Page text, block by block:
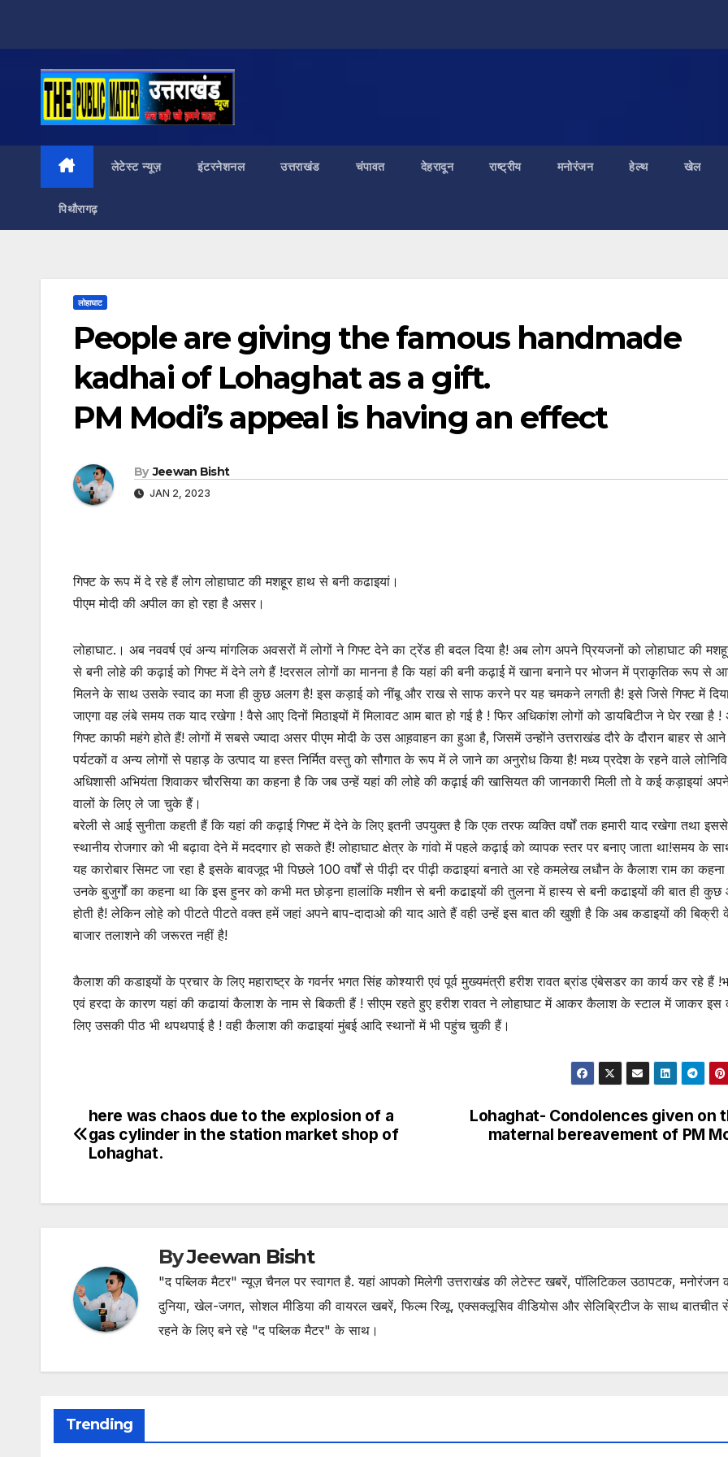
लेटेस्ट न्यूज़ इंटरनेशनल उत्तराखंड चंपावत देहरादून राष्ट्रीय मनोरंजन हेल्थ खेल
पिथौरागढ़
लोहाघाट
People are giving the famous handmade
kadhai of Lohaghat as a gift.
PM Modi’s appeal is having an effect
By Jeewan Bisht
JAN 2, 2023
गिफ्ट के रूप में दे रहे हैं लोग लोहाघाट की मशहूर हाथ से बनी कढाइयां।
पीएम मोदी की अपील का हो रहा है असर।
लोहाघाट.। अब नववर्ष एवं अन्य मांगलिक अवसरों में लोगों ने गिफ्ट देने का ट्रेंड ही बदल दिया है! अब लोग अपने प्रियजनों को लोहाघाट की
से बनी लोहे की कढ़ाई को गिफ्ट में देने लगे हैं !दरसल लोगों का मानना है कि यहां की बनी कढ़ाई में खाना बनाने पर भोजन में प्राकृतिक रूप से
मिलने के साथ उसके स्वाद का मजा ही कुछ अलग है! इस कड़ाई को नींबू और राख से साफ करने पर यह चमकने लगती है! इसे जिसे गिफ्ट में
जाएगा वह लंबे समय तक याद रखेगा ! वैसे आए दिनों मिठाइयों में मिलावट आम बात हो गई है ! फिर अधिकांश लोगों को डायबिटीज ने घेर रखा है !
गिफ्ट काफी महंगे होते हैं! लोगों में सबसे ज्यादा असर पीएम मोदी के उस आह़वाहन का हुआ है‚ जिसमें उन्होंने उत्तराखंड दौरे के दौरान बाहर से
पर्यटकों व अन्य लोगों से पहाड़ के उत्पाद या हस्त निर्मित वस्तु को सौगात के रूप में ले जाने का अनुरोध किया है! मध्य प्रदेश के रहने वाले
अधिशासी अभियंता शिवाकर चौरसिया का कहना है कि जब उन्हें यहां की लोहे की कढ़ाई की खासियत की जानकारी मिली तो वे कई कड़ाइयां
वालों के लिए ले जा चुके हैं।
बरेली से आई सुनीता कहती हैं कि यहां की कढ़ाई गिफ्ट में देने के लिए इतनी उपयुक्त है कि एक तरफ व्यक्ति वर्षों तक हमारी याद रखेगा तथा
स्थानीय रोजगार को भी बढ़ावा देने में मददगार हो सकते हैं! लोहाघाट क्षेत्र के गांवो में पहले कढ़ाई को व्यापक स्तर पर बनाए जाता था!समय के
यह कारोबार सिमट जा रहा है इसके बावजूद भी पिछले 100 वर्षों से पीढ़ी दर पीढ़ी कढाइयां बनाते आ रहे कमलेख लधौन के कैलाश राम का
उनके बुजुर्गों का कहना था कि इस हुनर को कभी मत छोड़ना हालांकि मशीन से बनी कढाइयों की तुलना में हास्य से बनी कढाइयों की बात ही
होती है! लेकिन लोहे को पीटते पीटते वक्त हमें जहां अपने बाप-दादाओ की याद आते हैं वही उन्हें इस बात की खुशी है कि अब कडाइयों की बिक्री
बाजार तलाशने की जरूरत नहीं है!
कैलाश की कडाइयों के प्रचार के लिए महाराष्ट्र के गवर्नर भगत सिंह कोश्यारी एवं पूर्व मुख्यमंत्री हरीश रावत ब्रांड एंबेसडर का कार्य कर रहे हैं
एवं हरदा के कारण यहां की कढायां कैलाश के नाम से बिकती हैं ! सीएम रहते हुए हरीश रावत ने लोहाघाट में आकर कैलाश के स्टाल में जाकर इस
लिए उसकी पीठ भी थपथपाई है ! वही कैलाश की कढाइयां मुंबई आदि स्थानों में भी पहुंच चुकी हैं।
Post
navigation
Lohaghat- Condolences given on
maternal bereavement of PM
here was chaos due to the explosion of a
gas cylinder in the station market shop of
Lohaghat.
ByJeewan Bisht
"द पब्लिक मैटर" न्यूज़ चैनल पर स्वागत है. यहां आपको मिलेगी उत्तराखंड की लेटेस्ट खबरें, पॉलिटिकल उठापटक, मनोरंजन
दुनिया, खेल-जगत, सोशल मीडिया की वायरल खबरें, फिल्म रिव्यू, एक्सक्लूसिव वीडियोस और सेलिब्रिटीज के साथ
रहने के लिए बने रहे "द पब्लिक मैटर" के साथ।
Trending